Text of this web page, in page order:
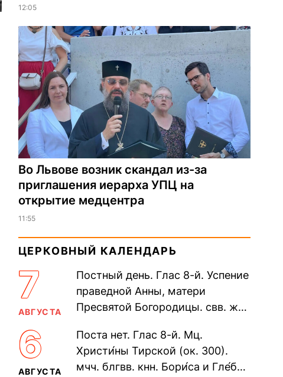
12:05
Во Львове возник скандал из-за
приглашения иерарха УПЦ на
открытие медцентра
11:55
ЦЕРКОВНЫЙ КАЛЕНДАРЬ
7
АВГУСТА
Постный день. Глас 8-й. Успение
праведной Анны, матери
Пресвятой Богородицы. свв. жен
прп. Евпракси́и девы,...
6
АВГУСТА
Поста нет. Глас 8-й. Мц.
Христи́ны Тирской (ок. 300).
мчч. блгвв. кнн. Бори́са и Гле́ба,